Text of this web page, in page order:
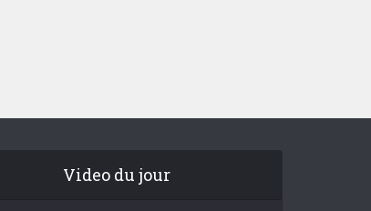
Video du jour